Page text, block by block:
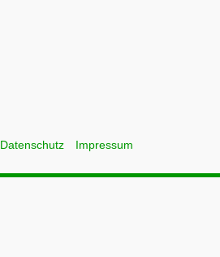
Datenschutz Impressum